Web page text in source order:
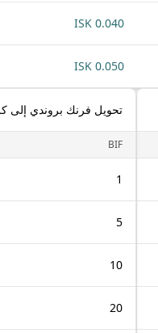
0.040 ISK
0.050 ISK
تحويل فرنك بروندي إلى
BIF
1
5
10
20